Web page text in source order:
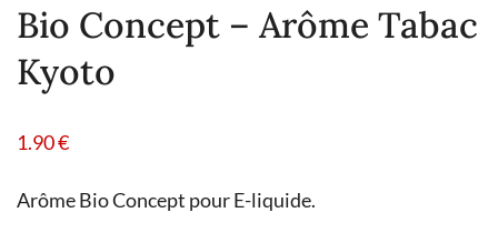
Bio Concept – Arôme Tabac
Kyoto
1.90€
Arôme Bio Concept pour E-liquide.